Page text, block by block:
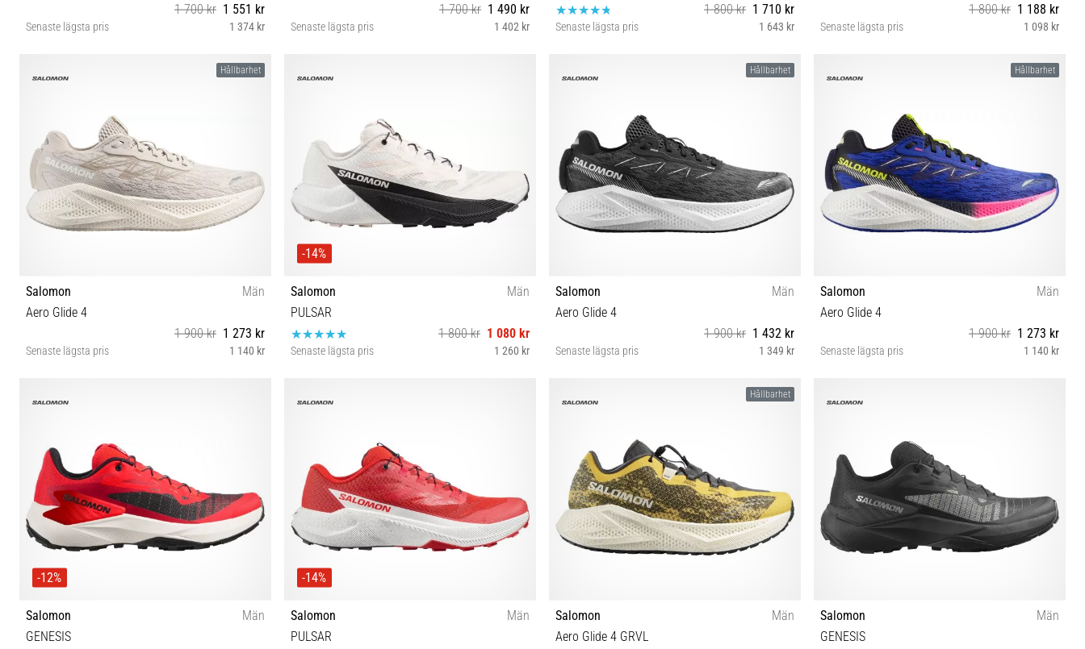
1 700 kr 1 551 kr
Senaste lägsta pris 1 374 kr
42 42⅔ 43⅓ 44 44⅔ 45⅓ 46 46⅔ 47⅓
1 700 kr 1 490 kr
Senaste lägsta pris 1 402 kr
1 800 kr 1 710 kr
Senaste lägsta pris 1 643 kr
42 42⅔ 43⅓ 44 44⅔ 45⅓ 46 46⅔ 47⅓
1 800 kr 1 188 kr
Senaste lägsta pris 1 098 kr
38 38⅔ 39⅓ 40 40⅔ 41⅓ 42 42⅔ 44 44⅔ 45⅓ 46
Hållbarhet
Salomon
Män
Aero Glide 4
1 900 kr 1 273 kr
Senaste lägsta pris 1 140 kr
-14%
Salomon
Män
PULSAR
1 800 kr 1 080 kr
Senaste lägsta pris 1 260 kr
Hållbarhet
Salomon
Män
Aero Glide 4
1 900 kr 1 432 kr
Senaste lägsta pris 1 349 kr
42 42⅔ 43⅓ 44 44⅔ 45⅓ 46 46⅔ 47⅓
Hållbarhet
Salomon
Män
Aero Glide 4
1 900 kr 1 273 kr
Senaste lägsta pris 1 140 kr
-12%
Salomon
Män
GENESIS
-14%
Salomon
Män
PULSAR
Hållbarhet
Salomon
Män
Aero Glide 4 GRVL
Salomon
Män
GENESIS